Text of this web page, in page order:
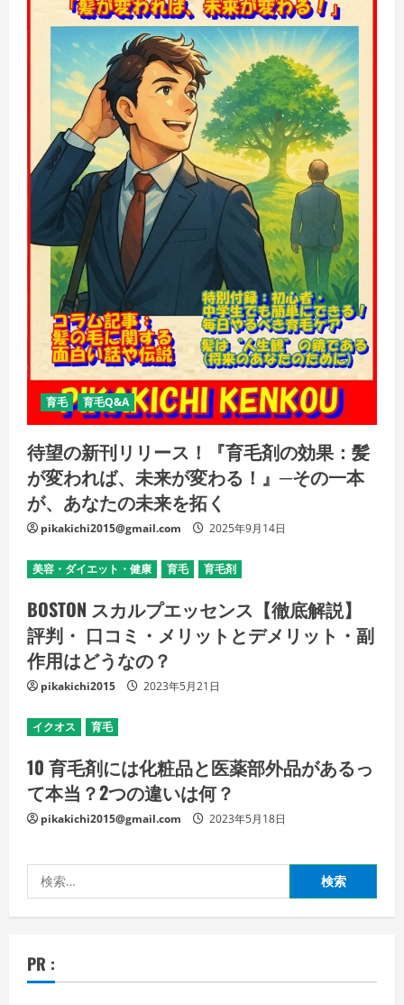
i
o
n
育毛 育毛Q&A
待望の新刊リリース！『育毛剤の効果：髪
が変われば、未来が変わる！』─その一本
が、あなたの未来を拓く
pikakichi2015@gmail.com 2025年9月14日
美容・ダイエット・健康 育毛 育毛剤
BOSTON スカルプエッセンス【徹底解説】
評判・ 口コミ・メリットとデメリット・副
作用はどうなの？
pikakichi2015 2023年5月21日
イクオス 育毛
10 育毛剤には化粧品と医薬部外品があるっ
て本当？2つの違いは何？
pikakichi2015@gmail.com 2023年5月18日
索:
PR :